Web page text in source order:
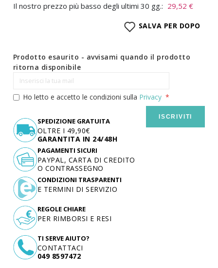
Il nostro prezzo più basso degli ultimi 30 gg.: 29,52 €
SALVA PER DOPO
Prodotto esaurito - avvisami quando il prodotto
ritorna disponibile
Ho letto e accetto le condizioni sulla Privacy
ISCRIVITI
SPEDIZIONE GRATUITA
OLTRE I 49,90€
GARANTITA IN 24/48H
TI SERVE AIUTO?
CONTATTACI
049 8597472
PAGAMENTI SICURI
PAYPAL, CARTA DI CREDITO
O CONTRASSEGNO
CONDIZIONI TRASPARENTI
E TERMINI DI SERVIZIO
REGOLE CHIARE
PER RIMBORSI E RESI